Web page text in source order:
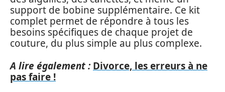
support de bobine supplémentaire. Ce kit
complet permet de répondre à tous les
besoins spécifiques de chaque projet de
couture, du plus simple au plus complexe.
A lire également : Divorce, les erreurs à ne
pas faire !